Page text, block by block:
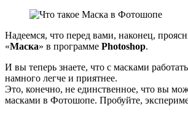
Надеемся, что перед вами, наконец,
«Маска» в программе Photoshop.
И вы теперь знаете, что с масками
намного легче и приятнее.
Это, конечно, не единственное, что вы
масками в Фотошопе. Пробуйте,